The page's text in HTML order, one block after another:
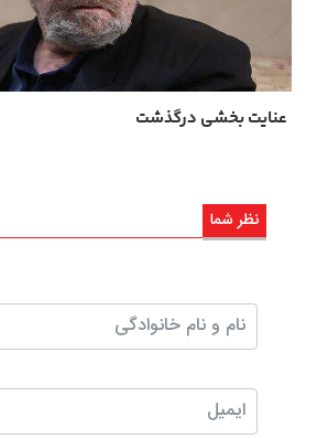
عنایت بخشی درگذشت
نظر شما